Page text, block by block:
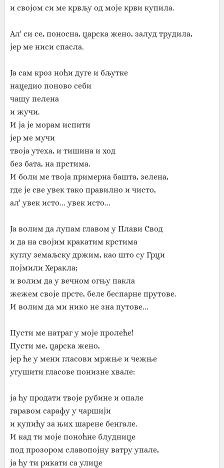
и својом си ме крвљу од моје крви купила.
Ал' си се, поносна, царска жено, залуд трудила,
јер ме ниси спасла.
Ја сам кроз ноћи дуге и бљутке
нацедио поново себи
чашу пелена
и жучи.
И ја је морам испити
јер ме мучи
твоја утеха, и тишина и ход
без бата, на прстима.
И боли ме твоја примерна башта, зелена,
где је све увек тако правилно и чисто,
ал' увек исто... увек исто...
Ја волим да лупам главом у Плави Свод
и да на својим кракатим крстима
куглу земаљску држим, као што су Грци
појмили Херакла;
и волим да у вечном огњу пакла
жежем своје прсте, беле беспарне прутове.
И волим да ми нико не зна путове...
Пусти ме натраг у моје пролеће!
Пусти ме, царска жено,
јер ће у мени гласови мржње и чежње
угушити гласове понизне хвале:
ја ћу продати твоје рубине и опале
гаравом сарафу у чаршији
и купићу за њих шарене бенгале.
И кад ти моје поноћне блуднице
под прозором славопојну ватру упале,
ја ћу ти рикати са улице